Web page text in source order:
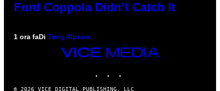
Ford Coppola Didn’t Catch It
1 ora faDi Tony Alpsen
VICE
© 2026 VICE DIGITAL PUBLISHING, LLC